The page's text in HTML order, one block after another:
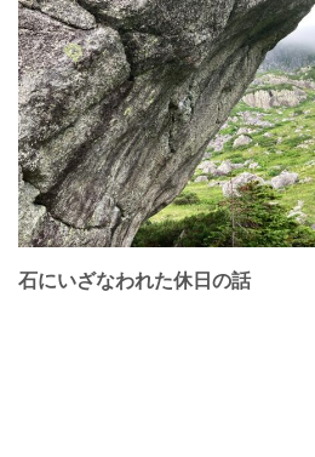
石にいざなわれた休日の話